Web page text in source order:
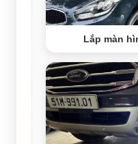
Lắp màn